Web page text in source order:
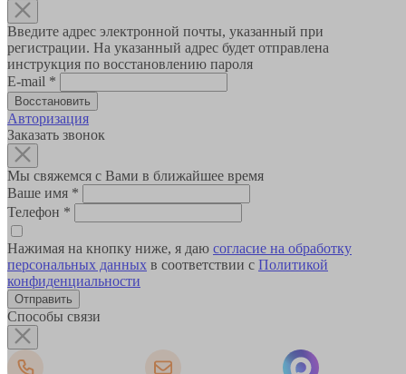
Введите адрес электронной почты, указанный при
регистрации. На указанный адрес будет отправлена
инструкция по восстановлению пароля
E-mail *
Авторизация
Заказать звонок
Мы свяжемся с Вами в ближайшее время
Ваше имя *
Телефон *
Нажимая на кнопку ниже, я даю согласие на обработку
персональных данных в соответствии с Политикой
конфиденциальности
Способы связи